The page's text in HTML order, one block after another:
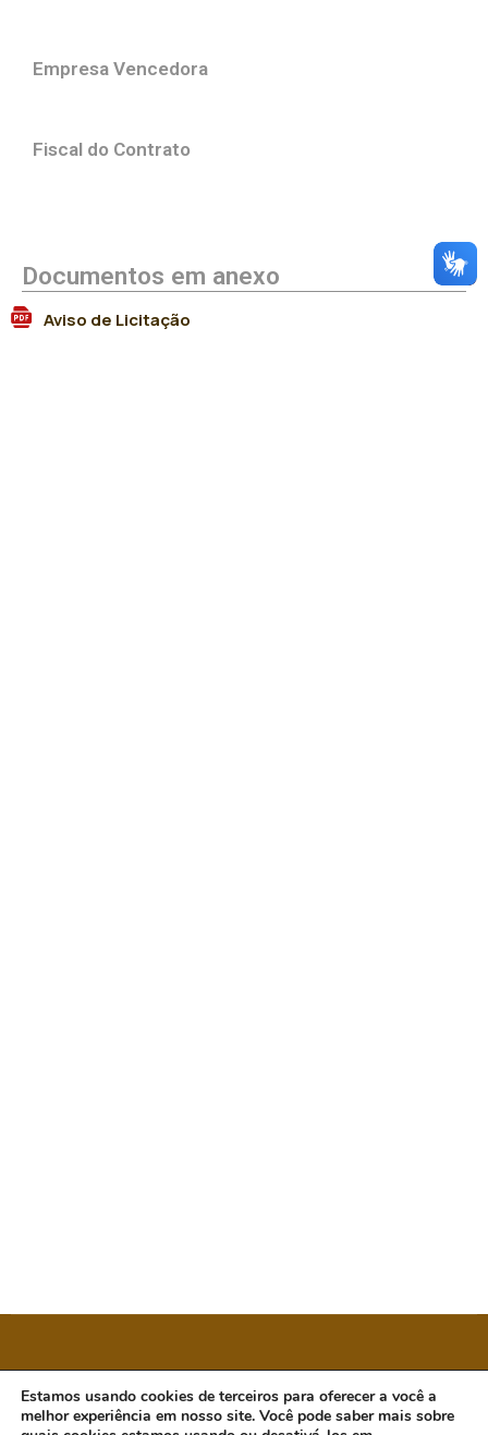
Empresa Vencedora
Fiscal do Contrato
Documentos em anexo
Aviso de Licitação
CÂMARA MUNICIPAL DE ORATÓRIOS
Estamos usando cookies de terceiros para oferecer a você a
melhor experiência em nosso site. Você pode saber mais sobre